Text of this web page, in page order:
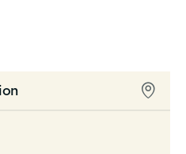
